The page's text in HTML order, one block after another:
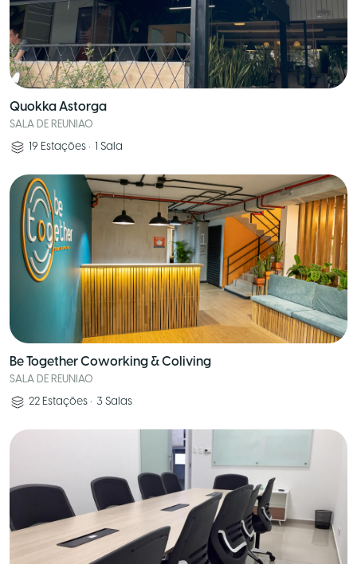
Quokka Astorga
SALA DE REUNIAO
19 Estações • 1 Sala
Be Together Coworking & Coliving
SALA DE REUNIAO
22 Estações • 3 Salas